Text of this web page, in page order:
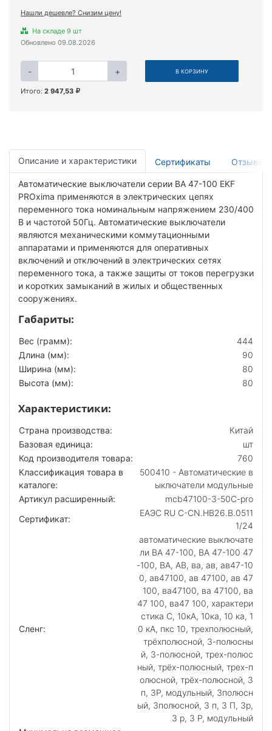
Нашли дешевле? Снизим цену!
На складе 9 шт
Обновлено 09.08.2026
- + В КОРЗИНУ
Итого: 2 947,53
Описание и характеристики Сертификаты Отзывы
Автоматические выключатели серии ВА 47-100 EKF
PROxima применяются в электрических цепях
переменного тока номинальным напряжением 230/400
В и частотой 50Гц. Автоматические выключатели
являются механическими коммутационными
аппаратами и применяются для оперативных
включений и отключений в электрических сетях
переменного тока, а также защиты от токов перегрузки
и коротких замыканий в жилых и общественных
сооружениях.
Габариты:
Вес (грамм):
444
Длина (мм):
90
Ширина (мм):
80
Высота (мм):
80
Характеристики:
Страна производства:
Китай
Базовая единица:
шт
Код производителя товара:
760
Классификация товара в
каталоге:
500410 - Автоматические в
ыключатели модульные
Артикул расширенный:
mcb47100-3-50C-pro
Сертификат:
ЕАЭС RU С-CN.НВ26.В.0511
1/24
Сленг:
автоматические выключате
ли ВА 47-100, ВА 47-100 47
-100, ВА, АВ, ва, ав, ав47-10
0, ав47100, ав 47100, ав 47
100, ва47100, ва 47100, ва
47 100, ва47 100, характери
стика C, 10кА, 10ка, 10 ка, 1
0 кА, пкс 10, трехполюсный,
трёхполюсной, 3-полюсны
й, 3-полюсной, трех-полюс
ный, трёх-полюсный, трех-п
олюсной, трёх-полюсной, 3
п, 3P, модульный, 3полюсн
ый, 3полюсной, 3 п, 3 П, 3p,
3 p, 3 P, модульный